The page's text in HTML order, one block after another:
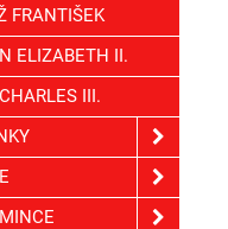
FRANTIŠEK
ELIZABETH II.
III.